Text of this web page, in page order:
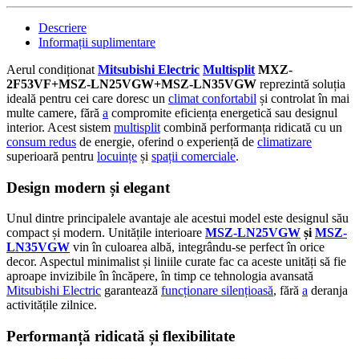
Descriere
Informații suplimentare
Aerul condiționat Mitsubishi Electric Multisplit MXZ-
2F53VF+MSZ-LN25VGW+MSZ-LN35VGW reprezintă soluția
ideală pentru cei care doresc un climat confortabil și controlat în mai
multe camere, fără a compromite eficiența energetică sau designul
interior. Acest sistem multisplit combină performanța ridicată cu un
consum redus de energie, oferind o experiență de climatizare
superioară pentru locuințe și spații comerciale.
Design modern și elegant
Unul dintre principalele avantaje ale acestui model este designul său
compact și modern. Unitățile interioare MSZ-LN25VGW și MSZ-
LN35VGW vin în culoarea albă, integrându-se perfect în orice
decor. Aspectul minimalist și liniile curate fac ca aceste unități să fie
aproape invizibile în încăpere, în timp ce tehnologia avansată
Mitsubishi Electric garantează funcționare silențioasă, fără a deranja
activitățile zilnice.
Performanță ridicată și flexibilitate